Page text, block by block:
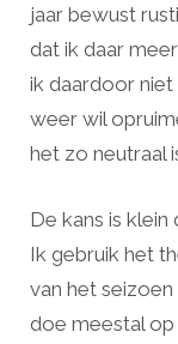
jaar bewust
dat ik daar
ik daardoor
weer wil
het zo neutraal
De kans is
Ik gebruik het
van het
doe meestal op